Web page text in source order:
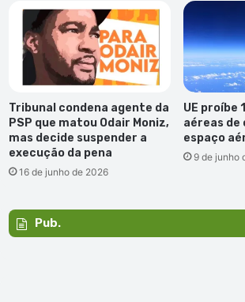
Tribunal condena agente da
PSP que matou Odair Moniz,
mas decide suspender a
execução da pena
16 de junho de 2026
UE proíbe
aéreas de
espaço
9 de junho
Pub.